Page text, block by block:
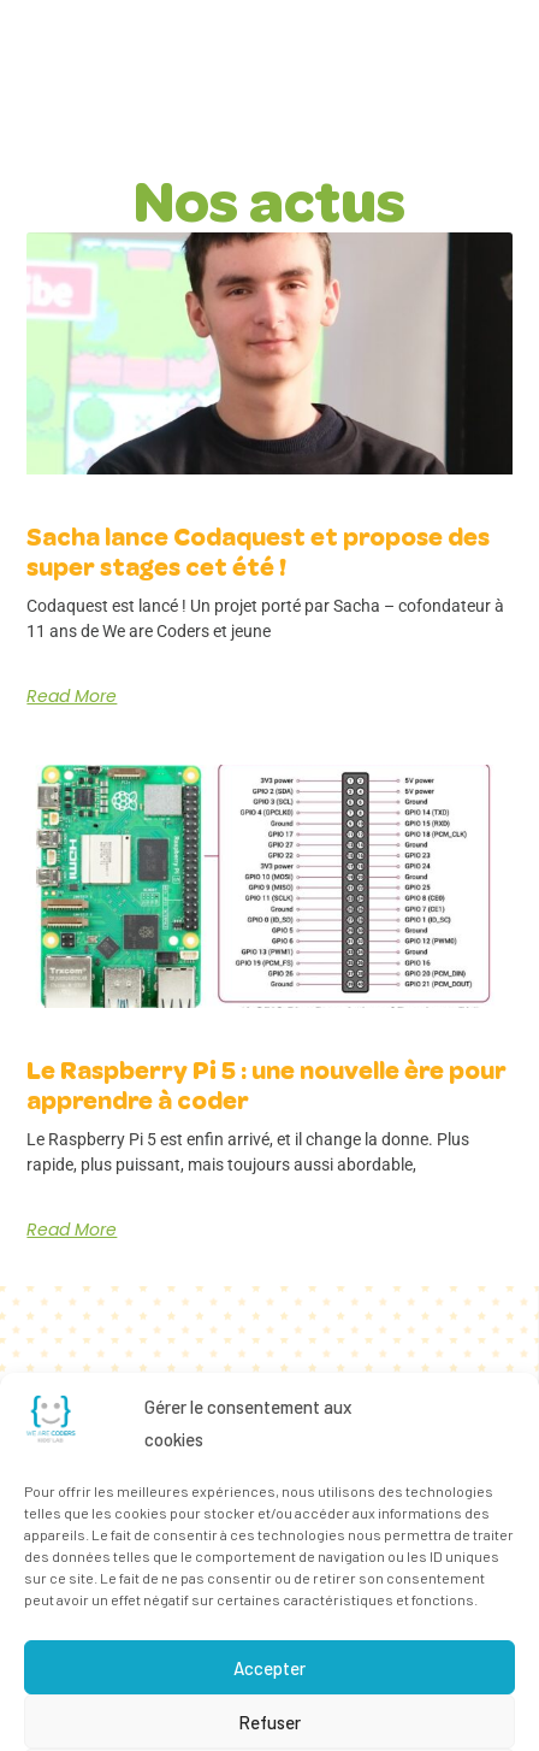
Gérer le consentement aux
cookies
Pour offrir les meilleures expériences, nous utilisons des technologies
telles que les cookies pour stocker et/ou accéder aux informations des
appareils. Le fait de consentir à ces technologies nous permettra de traiter
des données telles que le comportement de navigation ou les ID uniques
sur ce site. Le fait de ne pas consentir ou de retirer son consentement
peut avoir un effet négatif sur certaines caractéristiques et fonctions.
Accepter
Refuser
Nos actus
Sacha lance Codaquest et propose des
super stages cet été !
Codaquest est lancé ! Un projet porté par Sacha – cofondateur à
11 ans de We are Coders et jeune
Read More
Le Raspberry Pi 5 : une nouvelle ère pour
apprendre à coder
Le Raspberry Pi 5 est enfin arrivé, et il change la donne. Plus
rapide, plus puissant, mais toujours aussi abordable,
Read More